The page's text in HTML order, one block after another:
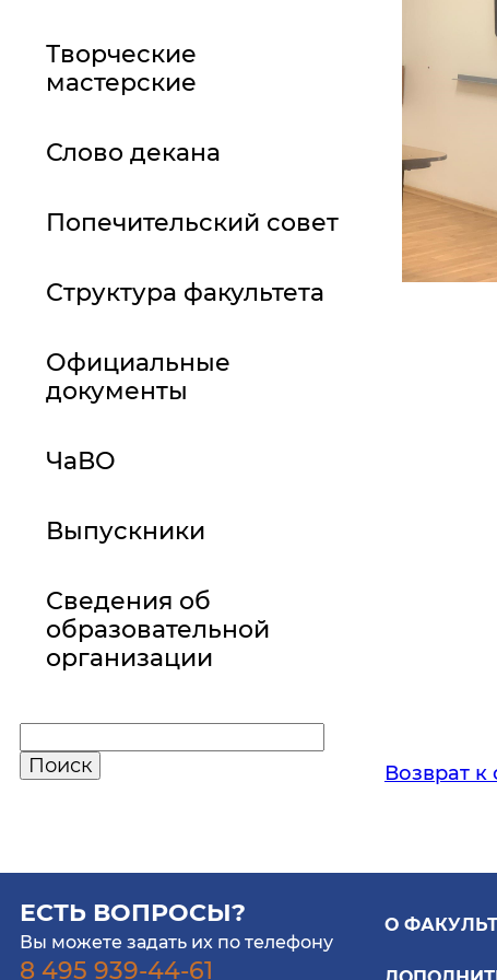
Творческие
мастерские
Слово декана
Попечительский совет
Структура факультета
Официальные
документы
ЧаВО
Выпускники
Сведения об
образовательной
организации
Возврат к
ЕСТЬ ВОПРОСЫ?
Вы можете задать их по телефону
8 495 939-44-61
О